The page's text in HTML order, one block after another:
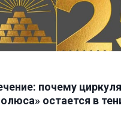
почему
остается в